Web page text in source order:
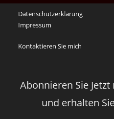
an
die
Corona
Zeiten
Datenschutzerklärung
Impressum
Kontaktieren Sie mich
Abonnieren Sie
und erhalten